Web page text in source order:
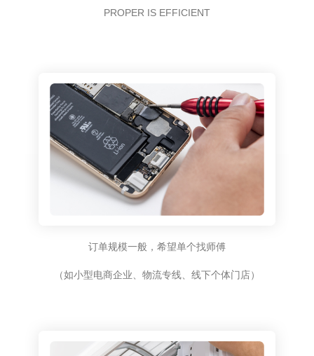
PROPER IS EFFICIENT
订单规模一般，希望单个找师傅
（如小型电商企业、物流专线、线下个体门店）